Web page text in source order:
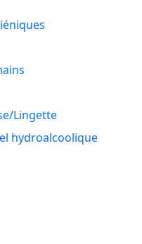
Lingette
hydroalcoolique